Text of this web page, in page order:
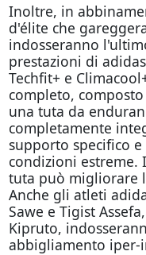
Inoltre, in
d'élite che
indosseranno
prestazioni di
Techfit+ e
completo,
una tuta da
completamente
supporto specifico
condizioni estreme.
tuta può migliorare
Anche gli atleti
Sawe e Tigist
Kipruto,
abbigliamento iper-